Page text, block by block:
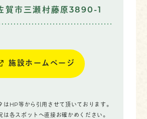
賀市三瀬村藤原3890-1
施設ホームページ
HP等から引用させて頂いております。
各スポットへ直接お確かめください。